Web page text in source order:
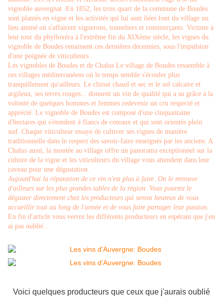
vignoble auvergnat. En 1852, les trois quart de la commune de Boudes
sont plantés en vigne et les activités qui lui sont liées font du village un
lieu animé où s'affairent vignerons, tonneliers et commerçants. Victime à
leur tour du phylloxéra à l'extrême fin du XIXème siècle, les vignes du
vignoble de Boudes renaissent ces dernières décennies, sous l'impulsion
d'une poignée de viticulteurs .
Les vignobles de Boudes et de Chalus Le village de Boudes ressemble à
ces villages méditerranéens où le temps semble s'écouler plus
tranquillement qu'ailleurs. Le climat chaud et sec et le sol calcaire et
argileux, ses terres rouges... donnent un vin de qualité qui a su grâce à la
volonté de quelques hommes et femmes redevenir un cru respecté et
apprécié. Le vignoble de Boudes est composé d'une cinquantaine
d'hectares qui s'étendent à flancs de coteaux et qui sont orientés plein
sud. Chaque viticulteur essaye de cultiver ses vignes de manière
traditionnelle dans le respect des savoir-faire enseignés par les anciens. A
Chalus aussi, la montée au village offre un panorama exceptionnel sur la
culture de la vigne et les viticulteurs du village vous attendent dans leur
caveau pour une dégustation.
Aujourd'hui la réputation de ce vin n'est plus à faire. On le retrouve
d'ailleurs sur les plus grandes tables de la région. Vous pourrez le
déguster directement chez les producteurs qui seront heureux de vous
accueillir tout au long de l'année et de vous faire partager leur passion.
En fin d'article vous verrez les différents producteurs en espérant que j'en
ai pas oublié .
Voici quelques producteurs que ceux que j'aurais oublié